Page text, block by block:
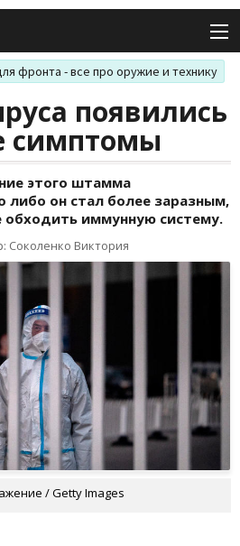
фронта - все про оружие и технику
появились
симптомы
этого штамма
либо он стал более заразным,
обходить иммунную систему.
Соколенко Виктория
/ Getty Images